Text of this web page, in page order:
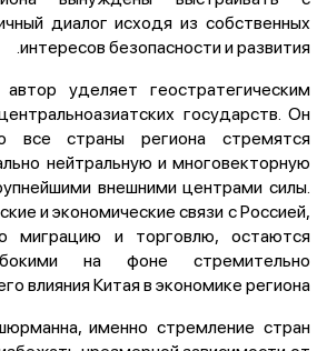
диалог исходя из собственных
интересов безопасности и развития.
уделяет геостратегическим
государств. Он
все страны региона стремятся
нейтральную и многовекторную
внешними центрами силы.
и экономические связи с Россией,
миграцию и торговлю, остаются
на фоне стремительно
влияния Китая в экономике региона.
именно стремление стран